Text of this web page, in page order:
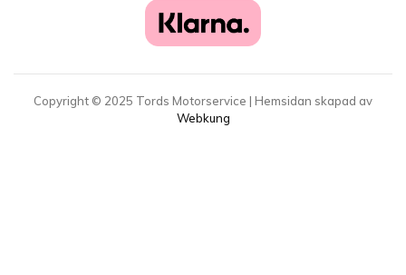
Copyright © 2025 Tords Motorservice | Hemsidan skapad av
Webkung